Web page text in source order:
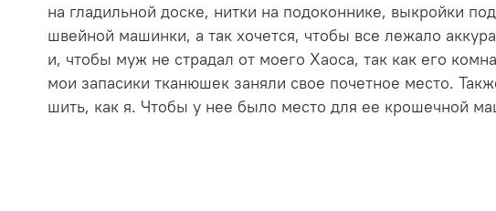
на гладильной доске, нитки на подоконнике, выкройки
швейной машинки, а так хочется, чтобы все лежало
и, чтобы муж не страдал от моего Хаоса, так как его
мои запасики тканюшек заняли свое почетное место.
шить, как я. Чтобы у нее было место для ее крошечной